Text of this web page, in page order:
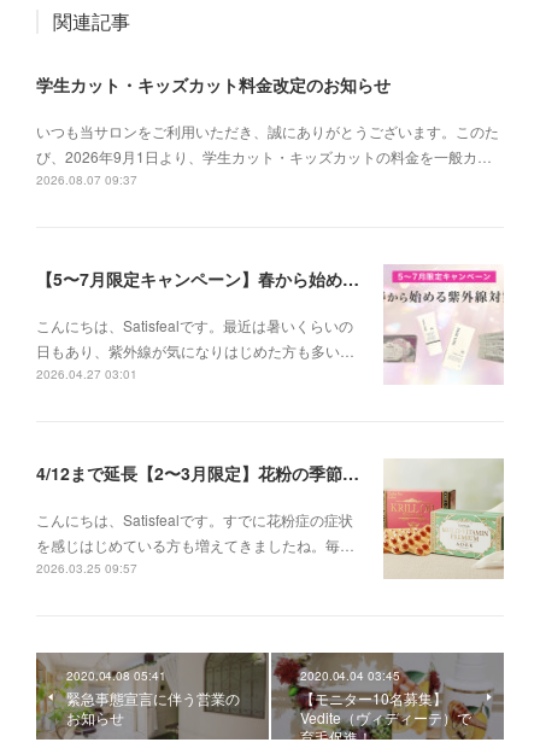
関連記事
学生カット・キッズカット料金改定のお知らせ
いつも当サロンをご利用いただき、誠にありがとうございます。このた
び、2026年9月1日より、学生カット・キッズカットの料金を一般カ…
2026.08.07 09:37
【5〜7月限定キャンペーン】春から始める紫外線対策
こんにちは、Satisfealです。最近は暑いくらいの
日もあり、紫外線が気になりはじめた方も多い…
2026.04.27 03:01
4/12まで延長【2〜3月限定】花粉の季節に、インナーケアセットキャンペーン
こんにちは、Satisfealです。すでに花粉症の症状
を感じはじめている方も増えてきましたね。毎…
2026.03.25 09:57
2020.04.08 05:41
緊急事態宣言に伴う営業の
お知らせ
2020.04.04 03:45
【モニター10名募集】
Vedite（ヴィディーテ）で
育毛促進！